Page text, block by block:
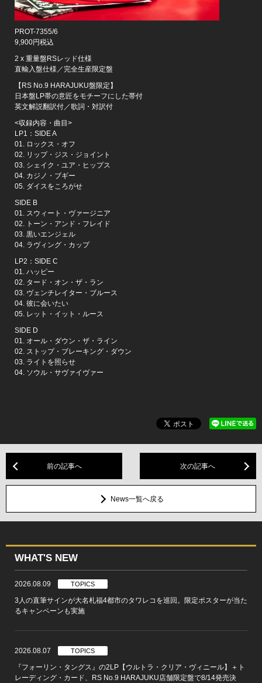
PROT-7355/6
9,900円税込
2 x 重量盤RSレッド仕様
直輸入盤仕様／完全生産限定盤
【RS No.9 HARAJUKU盤限定】
日本盤LP帯の意匠をモチーフにした帯付
英文解説翻訳付／歌詞・対訳付
<収録内容・曲目>
LP1：SIDE A
01. ロックス・オフ
02. リップ・ジス・ジョイント
03. シェイク・ユア・ヒップス
04. カジノ・ブギー
05. ダイスをころがせ
SIDE B
01. スウィート・ヴァージニア
02. トーン・アンド・フレイド
03. 黒いエンジェル
04. ラヴィング・カップ
LP2：SIDE C
01. ハッピー
02. タード・オン・ザ・ラン
03. ヴェンチレイター・ブルース
04. 彼に会いたい
05. レット・イット・ルース
SIDE D
01. オール・ダウン・ザ・ライン
02. ストップ・ブレーキング・ダウン
03. ライトを照らせ
04. ソウル・サヴァイヴァー
前の記事へ 次の記事へ
News一覧へ戻る
WHAT'S NEW
2026.08.09 TOPICS
3人の直筆サインが大名札福4都市のタワレコを巡回。限定ポスターが当た
るキャンペーンも実施
2026.08.07 TOPICS
『フォーリン・タングス』の2LP【ウルトラ・クリア・ヴィニール】＋ト
レーディング・カード、RS No.9 HARAJUKU店舗限定盤で8/14発売決